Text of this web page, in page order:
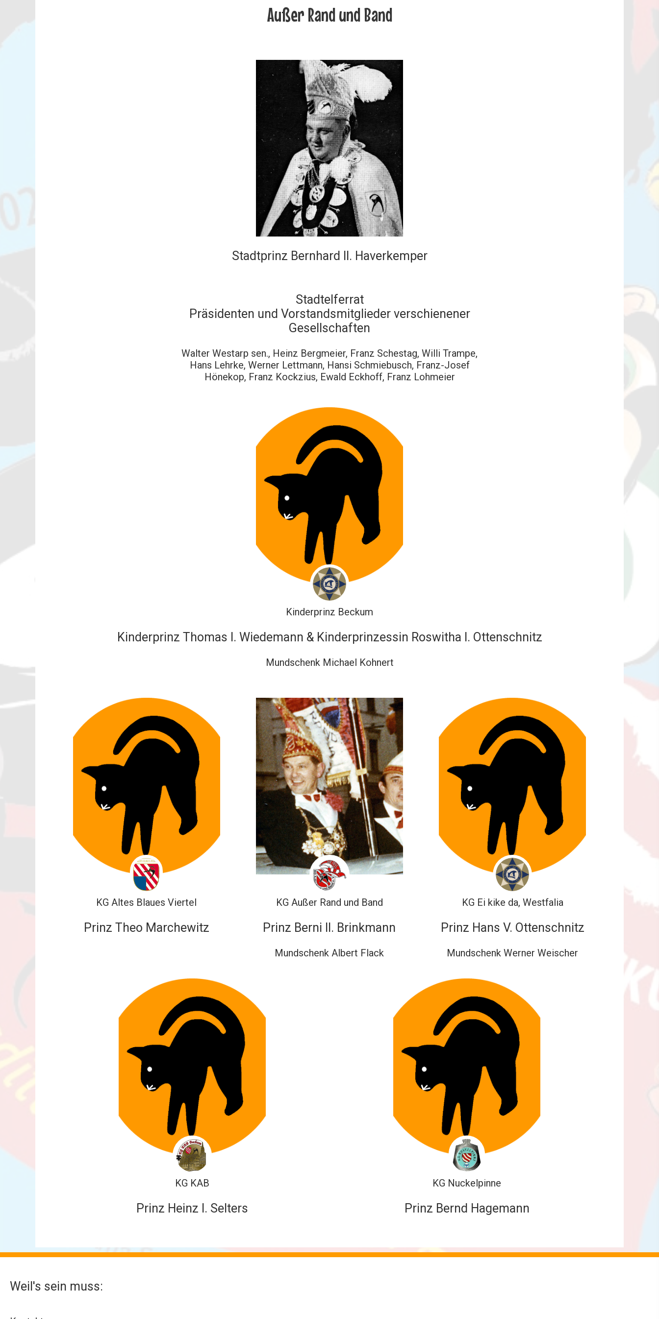
Außer Rand und Band
Stadtprinz Bernhard II. Haverkemper
Stadtelferrat
Präsidenten und Vorstandsmitglieder verschienener
Gesellschaften
Walter Westarp sen., Heinz Bergmeier, Franz Schestag, Willi Trampe,
Hans Lehrke, Werner Lettmann, Hansi Schmiebusch, Franz-Josef
Hönekop, Franz Kockzius, Ewald Eckhoff, Franz Lohmeier
Kinderprinz Beckum
Kinderprinz Thomas I. Wiedemann & Kinderprinzessin Roswitha I. Ottenschnitz
Mundschenk Michael Kohnert
KG Altes Blaues Viertel
Prinz Theo Marchewitz
KG Außer Rand und Band
Prinz Berni II. Brinkmann
Mundschenk Albert Flack
KG Ei kike da, Westfalia
Prinz Hans V. Ottenschnitz
Mundschenk Werner Weischer
KG KAB
Prinz Heinz I. Selters
KG Nuckelpinne
Prinz Bernd Hagemann
Weil's sein muss: